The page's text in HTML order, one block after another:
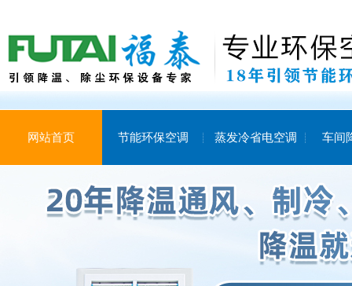
网站首页 节能环保空调 蒸发冷省电空调 车间